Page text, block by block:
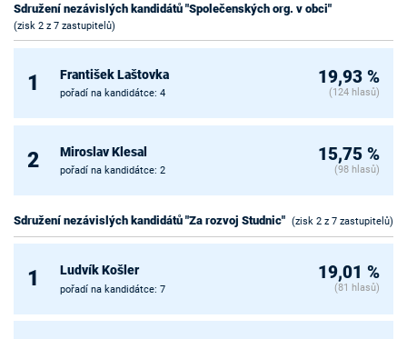
Sdružení nezávislých kandidátů "Společenských org. v obci"
(zisk 2 z 7 zastupitelů)
1 František Laštovka
pořadí na kandidátce: 4
19,93 %
(124 hlasů)
2 Miroslav Klesal
pořadí na kandidátce: 2
15,75 %
(98 hlasů)
Sdružení nezávislých kandidátů "Za rozvoj Studnic" (zisk 2 z 7 zastupitelů)
1 Ludvík Košler
pořadí na kandidátce: 7
19,01 %
(81 hlasů)